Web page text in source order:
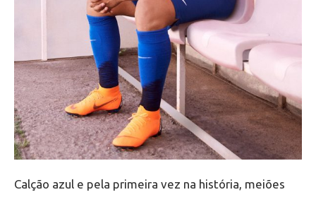
Calção azul e pela primeira vez na história, meiões